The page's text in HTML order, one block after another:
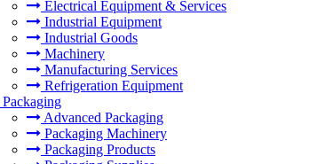
Electrical Equipment & Services
Industrial Equipment
Industrial Goods
Machinery
Manufacturing Services
Refrigeration Equipment
Packaging
Advanced Packaging
Packaging Machinery
Packaging Products